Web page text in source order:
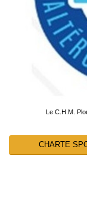
Le C.H.M.
CHARTE